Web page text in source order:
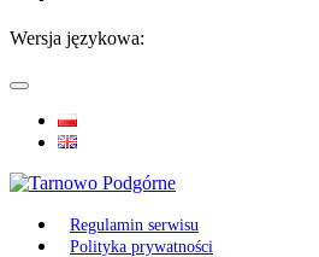
Wersja językowa:
Regulamin serwisu
Polityka prywatności